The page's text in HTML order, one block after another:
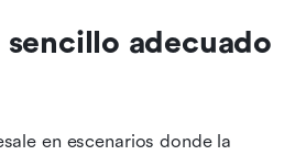
sencillo adecuado
en escenarios donde la